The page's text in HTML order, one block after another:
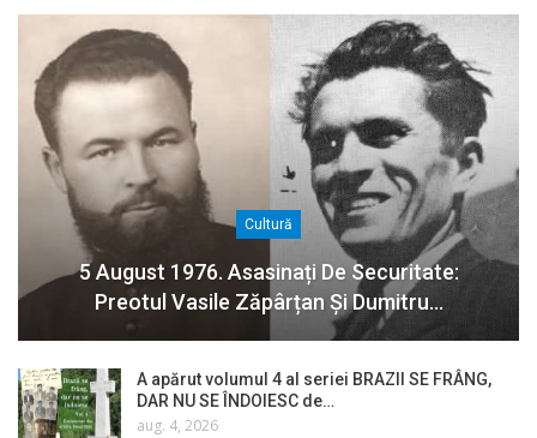
Cultură
5 August 1976. Asasinați De Securitate:
Preotul Vasile Zăpârțan Și Dumitru…
A apărut volumul 4 al seriei BRAZII SE FRÂNG,
DAR NU SE ÎNDOIESC de…
aug. 4, 2026